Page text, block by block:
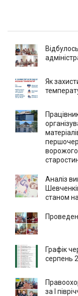
Як
ворожого
Аналіз
станом
Графік
серпень
за І